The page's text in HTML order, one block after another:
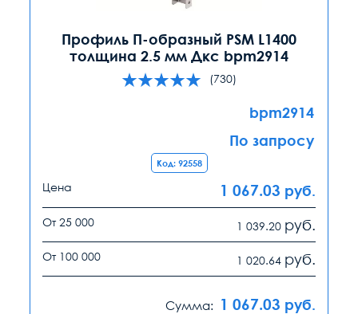
Профиль П-образный PSM L1400
толщина 2.5 мм Дкс bpm2914
(730)
bpm2914
По запросу
Код: 92558
Цена 1 067.03 руб.
От 25 000 1 039.20 руб.
От 100 000 1 020.64 руб.
Сумма: 1 067.03 руб.